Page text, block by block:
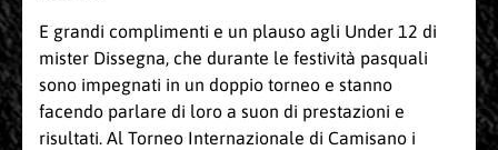
E grandi complimenti e un plauso agli Under 12 di
mister Dissegna, che durante le festività pasquali
sono impegnati in un doppio torneo e stanno
facendo parlare di loro a suon di prestazioni e
risultati. Al Torneo Internazionale di Camisano i